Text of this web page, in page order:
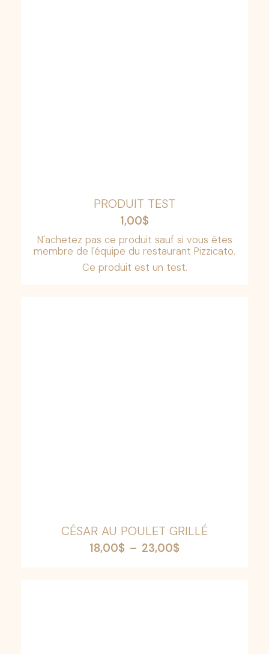
PRODUIT TEST
1,00$
N'achetez pas ce produit sauf si vous êtes
membre de l'équipe du restaurant Pizzicato.
Ce produit est un test.
CÉSAR AU POULET GRILLÉ
18,00$ – 23,00$